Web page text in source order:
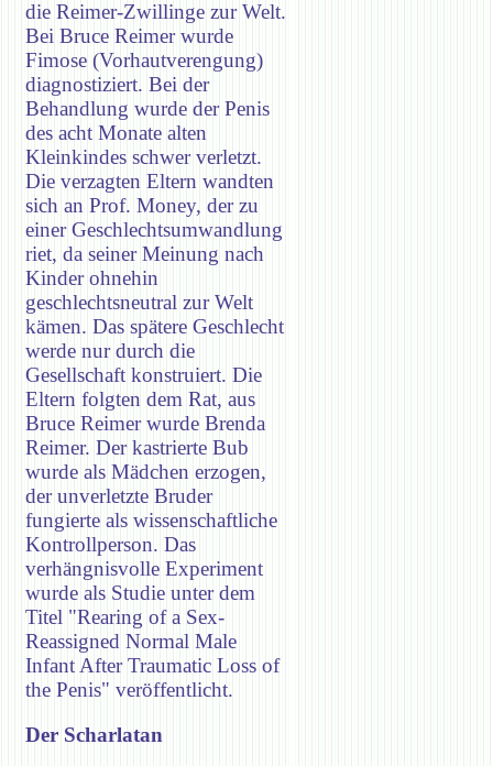
die Reimer-Zwillinge zur Welt.
Bei Bruce Reimer wurde
Fimose (Vorhautverengung)
diagnostiziert. Bei der
Behandlung wurde der Penis
des acht Monate alten
Kleinkindes schwer verletzt.
Die verzagten Eltern wandten
sich an Prof. Money, der zu
einer Geschlechtsumwandlung
riet, da seiner Meinung nach
Kinder ohnehin
geschlechtsneutral zur Welt
kämen. Das spätere Geschlecht
werde nur durch die
Gesellschaft konstruiert. Die
Eltern folgten dem Rat, aus
Bruce Reimer wurde Brenda
Reimer. Der kastrierte Bub
wurde als Mädchen erzogen,
der unverletzte Bruder
fungierte als wissenschaftliche
Kontrollperson. Das
verhängnisvolle Experiment
wurde als Studie unter dem
Titel "Rearing of a Sex-
Reassigned Normal Male
Infant After Traumatic Loss of
the Penis" veröffentlicht.
Der Scharlatan